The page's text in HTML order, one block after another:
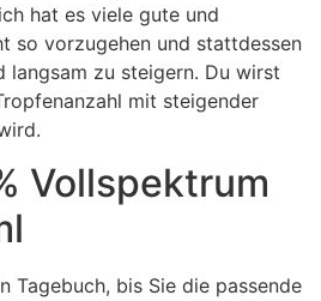
hat es viele gute und
so vorzugehen und stattdessen
langsam zu steigern. Du wirst
mit steigender
Vollspektrum
Tagebuch, bis Sie die passende